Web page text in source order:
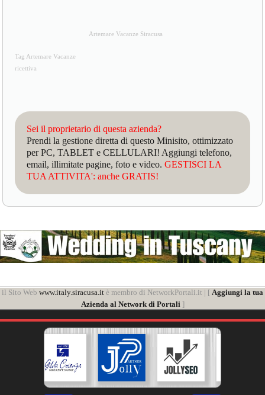
Artemare Vacanze Siracusa
Tag Artemare Vacanze
ricettiva
Sei il proprietario di questa azienda?
Prendi la gestione diretta di questo Minisito, ottimizzato
per PC, TABLET e CELLULARI! Aggiungi telefono,
email, illimitate pagine, foto e video.GESTISCI LA
TUA ATTIVITA': anche GRATIS!
il Sito Web www.italy.siracusa.it è membro di NetworkPortali.it | [ Aggiungi la tua
Azienda al Network di Portali]